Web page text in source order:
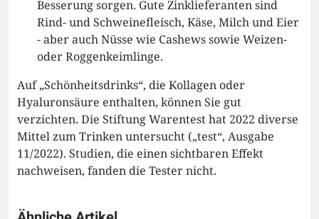
Besserung sorgen. Gute Zinklieferanten sind
Rind- und Schweinefleisch, Käse, Milch und Eier
- aber auch Nüsse wie Cashews sowie Weizen-
oder Roggenkeimlinge.
Auf „Schönheitsdrinks“, die Kollagen oder
Hyaluronsäure enthalten, können Sie gut
verzichten. Die Stiftung Warentest hat 2022 diverse
Mittel zum Trinken untersucht („test“, Ausgabe
11/2022). Studien, die einen sichtbaren Effekt
nachweisen, fanden die Tester nicht.